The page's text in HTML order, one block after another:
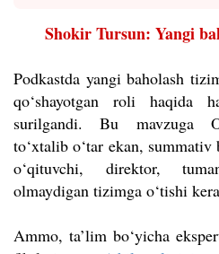
Shokir Tursun: Yangi
Podkastda yangi baholash
qo‘shayotgan roli haqida
surilgandi. Bu mavzuga
to‘xtalib o‘tar ekan,
o‘qituvchi, direktor,
olmaydigan tizimga o‘tishi
Ammo, ta’lim bo‘yicha